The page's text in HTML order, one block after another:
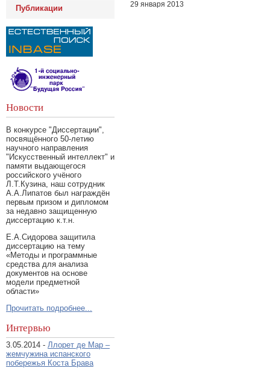
Публикации
Новости
В конкурсе "Диссертации",
посвящённого 50-летию
научного направления
"Искусственный интеллект" и
памяти выдающегося
российского учёного
Л.Т.Кузина, наш сотрудник
А.А.Липатов был награждён
первым призом и дипломом
за недавно защищенную
диссертацию к.т.н.
Е.А.Сидорова защитила
диссертацию на тему
«Методы и программные
средства для анализа
документов на основе
модели предметной
области»
Прочитать подробнее...
Интервью
3.05.2014 - Ллорет де Мар –
жемчужина испанского
побережья Коста Брава
29 января 2013